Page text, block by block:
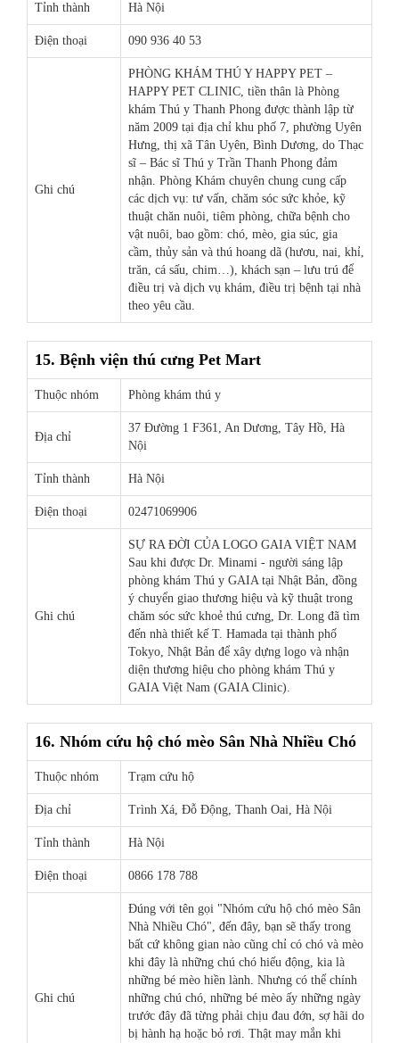
Tỉnh thành Hà Nội
Điện thoại 090 936 40 53
Ghi chú
PHÒNG KHÁM THÚ Y HAPPY PET –
HAPPY PET CLINIC, tiền thân là Phòng
khám Thú y Thanh Phong được thành lập từ
năm 2009 tại địa chỉ khu phố 7, phường Uyên
Hưng, thị xã Tân Uyên, Bình Dương, do Thạc
sĩ – Bác sĩ Thú y Trần Thanh Phong đảm
nhận. Phòng Khám chuyên chung cung cấp
các dịch vụ: tư vấn, chăm sóc sức khỏe, kỹ
thuật chăn nuôi, tiêm phòng, chữa bệnh cho
vật nuôi, bao gồm: chó, mèo, gia súc, gia
cầm, thủy sản và thú hoang dã (hươu, nai, khỉ,
trăn, cá sấu, chim…), khách sạn – lưu trú để
điều trị và dịch vụ khám, điều trị bệnh tại nhà
theo yêu cầu.
15. Bệnh viện thú cưng Pet Mart
Thuộc nhóm Phòng khám thú y
Địa chỉ
37 Đường 1 F361, An Dương, Tây Hồ, Hà
Nội
Tỉnh thành Hà Nội
Điện thoại 02471069906
Ghi chú
SỰ RA ĐỜI CỦA LOGO GAIA VIỆT NAM
Sau khi được Dr. Minami - người sáng lập
phòng khám Thú y GAIA tại Nhật Bản, đồng
ý chuyển giao thương hiệu và kỹ thuật trong
chăm sóc sức khoẻ thú cưng, Dr. Long đã tìm
đến nhà thiết kế T. Hamada tại thành phố
Tokyo, Nhật Bản để xây dựng logo và nhận
diện thương hiệu cho phòng khám Thú y
GAIA Việt Nam (GAIA Clinic).
16. Nhóm cứu hộ chó mèo Sân Nhà Nhiều Chó
Thuộc nhóm Trạm cứu hộ
Địa chỉ Trình Xá, Đỗ Động, Thanh Oai, Hà Nội
Tỉnh thành Hà Nội
Điện thoại 0866 178 788
Ghi chú
Đúng với tên gọi "Nhóm cứu hộ chó mèo Sân
Nhà Nhiều Chó", đến đây, bạn sẽ thấy trong
bất cứ không gian nào cũng chỉ có chó và mèo
khi đây là những chú chó hiếu động, kia là
những bé mèo hiền lành. Nhưng có thể chính
những chú chó, những bé mèo ấy những ngày
trước đây đã từng phải chịu đau đớn, sợ hãi do
bị hành hạ hoặc bỏ rơi. Thật may mắn khi